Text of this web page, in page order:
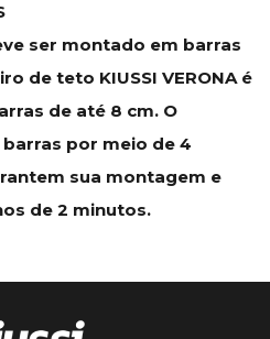
ser montado em barras
de teto KIUSSI VERONA é
de até 8 cm. O
por meio de 4
sua montagem e
de 2 minutos.